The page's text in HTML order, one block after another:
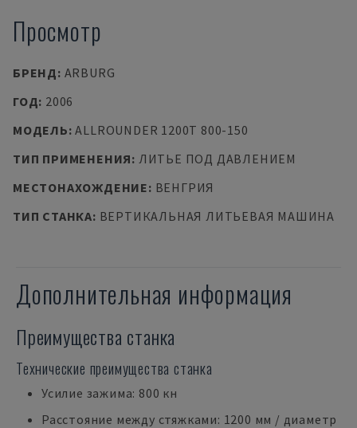
Просмотр
БРЕНД: ARBURG
ГОД: 2006
МОДЕЛЬ:ALLROUNDER 1200T 800-150
ТИП ПРИМЕНЕНИЯ: ЛИТЬЕ ПОД ДАВЛЕНИЕМ
МЕСТОНАХОЖДЕНИЕ: ВЕНГРИЯ
ТИП СТАНКА: ВЕРТИКАЛЬНАЯ ЛИТЬЕВАЯ МАШИНА
Дополнительная информация
Преимущества станка
Технические преимущества станка
Усилие зажима: 800 кн
Расстояние между стяжками: 1200 мм / диаметр